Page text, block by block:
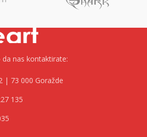
nas kontaktirate:
| 73 000 Goražde
135